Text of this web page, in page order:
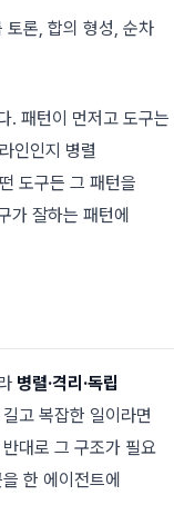
론, 합의 형성, 순차
. 패턴이 먼저고 도구는
인인지 병렬
도구든 그 패턴을
가 잘하는 패턴에
병렬·격리·독립
고 복잡한 일이라면
대로 그 구조가 필요
한 에이전트에